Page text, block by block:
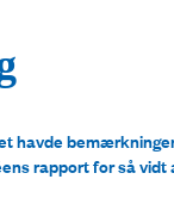
havde
rapport for så